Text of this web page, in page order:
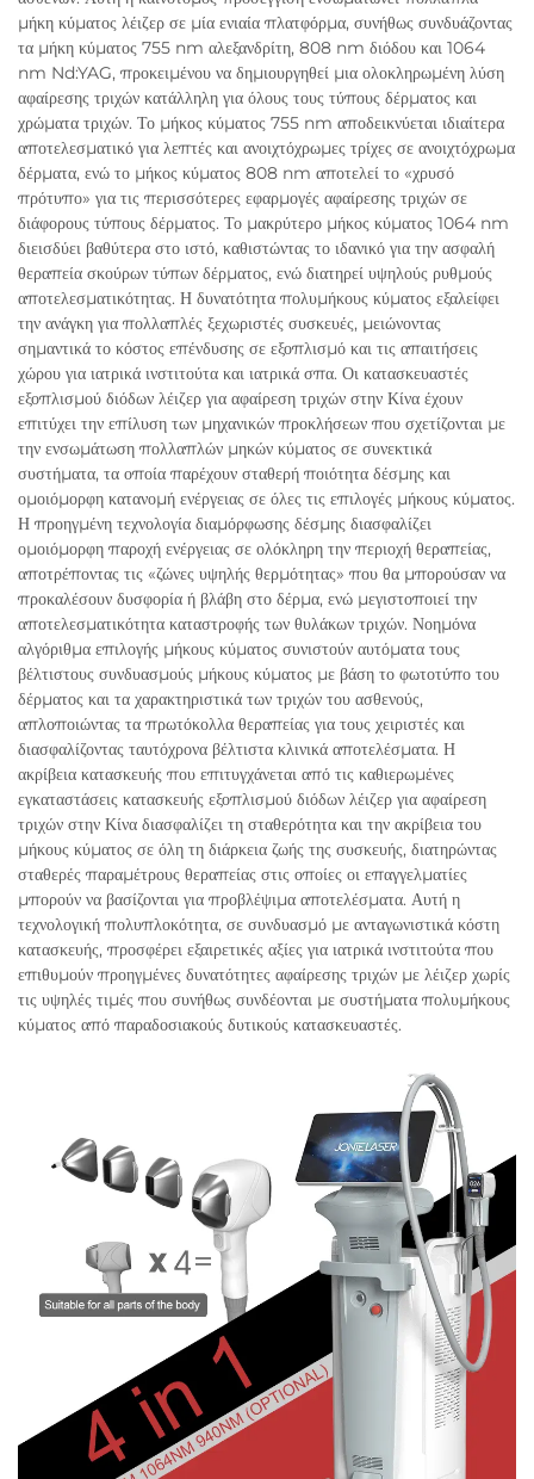
μήκη κύματος λέιζερ σε μία ενιαία πλατφόρμα, συνήθως συνδυάζοντας
τα μήκη κύματος 755 nm αλεξανδρίτη, 808 nm διόδου και 1064
nm Nd:YAG, προκειμένου να δημιουργηθεί μια ολοκληρωμένη λύση
αφαίρεσης τριχών κατάλληλη για όλους τους τύπους δέρματος και
χρώματα τριχών. Το μήκος κύματος 755 nm αποδεικνύεται ιδιαίτερα
αποτελεσματικό για λεπτές και ανοιχτόχρωμες τρίχες σε ανοιχτόχρωμα
δέρματα, ενώ το μήκος κύματος 808 nm αποτελεί το «χρυσό
πρότυπο» για τις περισσότερες εφαρμογές αφαίρεσης τριχών σε
διάφορους τύπους δέρματος. Το μακρύτερο μήκος κύματος 1064 nm
διεισδύει βαθύτερα στο ιστό, καθιστώντας το ιδανικό για την ασφαλή
θεραπεία σκούρων τύπων δέρματος, ενώ διατηρεί υψηλούς ρυθμούς
αποτελεσματικότητας. Η δυνατότητα πολυμήκους κύματος εξαλείφει
την ανάγκη για πολλαπλές ξεχωριστές συσκευές, μειώνοντας
σημαντικά το κόστος επένδυσης σε εξοπλισμό και τις απαιτήσεις
χώρου για ιατρικά ινστιτούτα και ιατρικά σπα. Οι κατασκευαστές
εξοπλισμού διόδων λέιζερ για αφαίρεση τριχών στην Κίνα έχουν
επιτύχει την επίλυση των μηχανικών προκλήσεων που σχετίζονται με
την ενσωμάτωση πολλαπλών μηκών κύματος σε συνεκτικά
συστήματα, τα οποία παρέχουν σταθερή ποιότητα δέσμης και
ομοιόμορφη κατανομή ενέργειας σε όλες τις επιλογές μήκους κύματος.
Η προηγμένη τεχνολογία διαμόρφωσης δέσμης διασφαλίζει
ομοιόμορφη παροχή ενέργειας σε ολόκληρη την περιοχή θεραπείας,
αποτρέποντας τις «ζώνες υψηλής θερμότητας» που θα μπορούσαν να
προκαλέσουν δυσφορία ή βλάβη στο δέρμα, ενώ μεγιστοποιεί την
αποτελεσματικότητα καταστροφής των θυλάκων τριχών. Νοημόνα
αλγόριθμα επιλογής μήκους κύματος συνιστούν αυτόματα τους
βέλτιστους συνδυασμούς μήκους κύματος με βάση το φωτοτύπο του
δέρματος και τα χαρακτηριστικά των τριχών του ασθενούς,
απλοποιώντας τα πρωτόκολλα θεραπείας για τους χειριστές και
διασφαλίζοντας ταυτόχρονα βέλτιστα κλινικά αποτελέσματα. Η
ακρίβεια κατασκευής που επιτυγχάνεται από τις καθιερωμένες
εγκαταστάσεις κατασκευής εξοπλισμού διόδων λέιζερ για αφαίρεση
τριχών στην Κίνα διασφαλίζει τη σταθερότητα και την ακρίβεια του
μήκους κύματος σε όλη τη διάρκεια ζωής της συσκευής, διατηρώντας
σταθερές παραμέτρους θεραπείας στις οποίες οι επαγγελματίες
μπορούν να βασίζονται για προβλέψιμα αποτελέσματα. Αυτή η
τεχνολογική πολυπλοκότητα, σε συνδυασμό με ανταγωνιστικά κόστη
κατασκευής, προσφέρει εξαιρετικές αξίες για ιατρικά ινστιτούτα που
επιθυμούν προηγμένες δυνατότητες αφαίρεσης τριχών με λέιζερ χωρίς
τις υψηλές τιμές που συνήθως συνδέονται με συστήματα πολυμήκους
κύματος από παραδοσιακούς δυτικούς κατασκευαστές.